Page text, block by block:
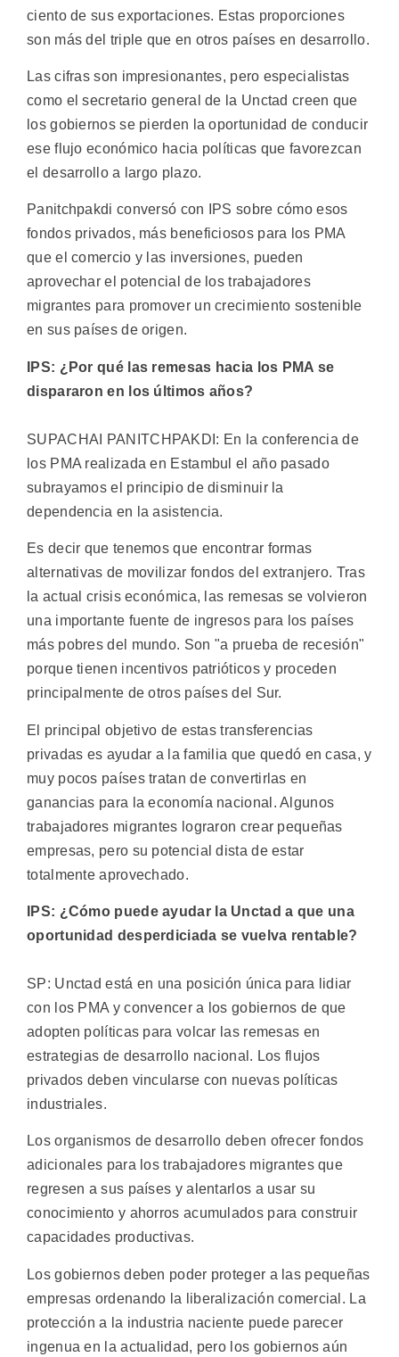
ciento de sus exportaciones. Estas proporciones
son más del triple que en otros países en desarrollo.
Las cifras son impresionantes, pero especialistas
como el secretario general de la Unctad creen que
los gobiernos se pierden la oportunidad de conducir
ese flujo económico hacia políticas que favorezcan
el desarrollo a largo plazo.
Panitchpakdi conversó con IPS sobre cómo esos
fondos privados, más beneficiosos para los PMA
que el comercio y las inversiones, pueden
aprovechar el potencial de los trabajadores
migrantes para promover un crecimiento sostenible
en sus países de origen.
IPS: ¿Por qué las remesas hacia los PMA se
dispararon en los últimos años?
SUPACHAI PANITCHPAKDI: En la conferencia de
los PMA realizada en Estambul el año pasado
subrayamos el principio de disminuir la
dependencia en la asistencia.
Es decir que tenemos que encontrar formas
alternativas de movilizar fondos del extranjero. Tras
la actual crisis económica, las remesas se volvieron
una importante fuente de ingresos para los países
más pobres del mundo. Son "a prueba de recesión"
porque tienen incentivos patrióticos y proceden
principalmente de otros países del Sur.
El principal objetivo de estas transferencias
privadas es ayudar a la familia que quedó en casa, y
muy pocos países tratan de convertirlas en
ganancias para la economía nacional. Algunos
trabajadores migrantes lograron crear pequeñas
empresas, pero su potencial dista de estar
totalmente aprovechado.
IPS: ¿Cómo puede ayudar la Unctad a que una
oportunidad desperdiciada se vuelva rentable?
SP: Unctad está en una posición única para lidiar
con los PMA y convencer a los gobiernos de que
adopten políticas para volcar las remesas en
estrategias de desarrollo nacional. Los flujos
privados deben vincularse con nuevas políticas
industriales.
Los organismos de desarrollo deben ofrecer fondos
adicionales para los trabajadores migrantes que
regresen a sus países y alentarlos a usar su
conocimiento y ahorros acumulados para construir
capacidades productivas.
Los gobiernos deben poder proteger a las pequeñas
empresas ordenando la liberalización comercial. La
protección a la industria naciente puede parecer
ingenua en la actualidad, pero los gobiernos aún